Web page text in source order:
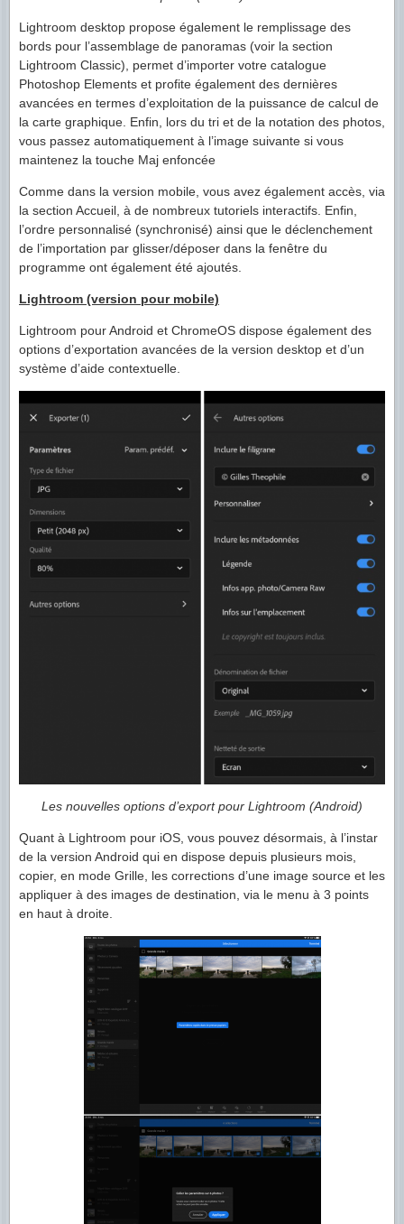
Lightroom desktop propose également le remplissage des
bords pour l’assemblage de panoramas (voir la section
Lightroom Classic), permet d’importer votre catalogue
Photoshop Elements et profite également des dernières
avancées en termes d’exploitation de la puissance de calcul de
la carte graphique. Enfin, lors du tri et de la notation des photos,
vous passez automatiquement à l’image suivante si vous
maintenez la touche Maj enfoncée
Comme dans la version mobile, vous avez également accès, via
la section Accueil, à de nombreux tutoriels interactifs. Enfin,
l’ordre personnalisé (synchronisé) ainsi que le déclenchement
de l’importation par glisser/déposer dans la fenêtre du
programme ont également été ajoutés.
Lightroom (version pour mobile)
Lightroom pour Android et ChromeOS dispose également des
options d’exportation avancées de la version desktop et d’un
système d’aide contextuelle.
Les nouvelles options d’export pour Lightroom (Android)
Quant à Lightroom pour iOS, vous pouvez désormais, à l’instar
de la version Android qui en dispose depuis plusieurs mois,
copier, en mode Grille, les corrections d’une image source et les
appliquer à des images de destination, via le menu à 3 points
en haut à droite.